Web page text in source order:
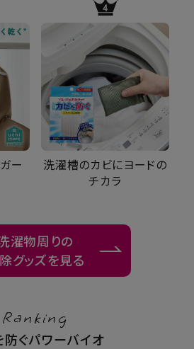
ー
洗濯槽のカビにヨードの
チカラ
濯物周りの
グッズを見る
Ranking
防ぐパワーバイオ